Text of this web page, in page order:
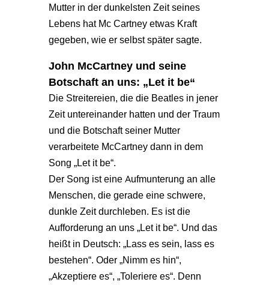
Mutter in der dunkelsten Zeit seines
Lebens hat Mc Cartney etwas Kraft
gegeben, wie er selbst später sagte.
John McCartney und seine
Botschaft an uns: „Let it be“
Die Streitereien, die die Beatles in jener
Zeit untereinander hatten und der Traum
und die Botschaft seiner Mutter
verarbeitete McCartney dann in dem
Song „Let it be“.
Der Song ist eine Aufmunterung an alle
Menschen, die gerade eine schwere,
dunkle Zeit durchleben. Es ist die
Aufforderung an uns „Let it be“. Und das
heißt in Deutsch: „Lass es sein, lass es
bestehen“. Oder „Nimm es hin“,
„Akzeptiere es“, „Toleriere es“. Denn